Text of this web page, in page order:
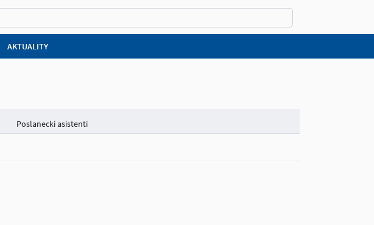
AKTUALITY
Poslaneckí asistenti